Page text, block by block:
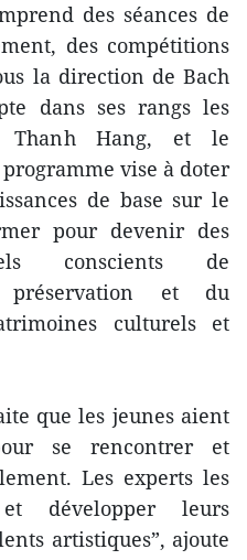
des séances de
des compétitions
la direction de Bach
dans ses rangs les
Thanh Hang, et le
vise à doter
de base sur le
pour devenir des
conscients de
et du
culturels et
que les jeunes aient
se rencontrer et
Les experts les
développer leurs
artistiques”, ajoute